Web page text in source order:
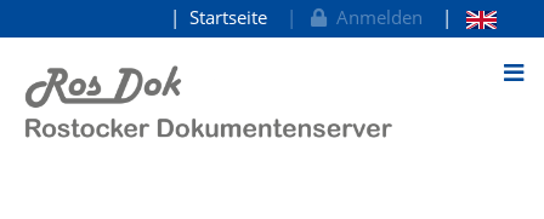
zum Inhalt
Startseite Anmelden